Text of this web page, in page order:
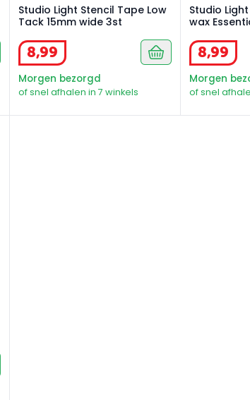
Studio Light Stencil Tape Low
Tack 15mm wide 3st
8,99
Morgen bezorgd
of snel afhalen in 7 winkels
Studio
wax
8,99
Morgen
of snel